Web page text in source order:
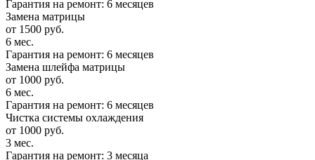
Гарантия на ремонт: 6 месяцев
Замена матрицы
от 1500 руб.
6 мес.
Гарантия на ремонт: 6 месяцев
Замена шлейфа матрицы
от 1000 руб.
6 мес.
Гарантия на ремонт: 6 месяцев
Чистка системы охлаждения
от 1000 руб.
3 мес.
Гарантия на ремонт: 3 месяца